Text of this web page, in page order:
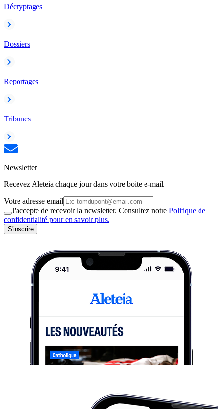
Décryptages
Dossiers
Reportages
Tribunes
Newsletter
Recevez Aleteia chaque jour dans votre boite e-mail.
Votre adresse email
J'accepte de recevoir la newsletter. Consultez notre Politique de
confidentialité pour en savoir plus.
S'inscrire